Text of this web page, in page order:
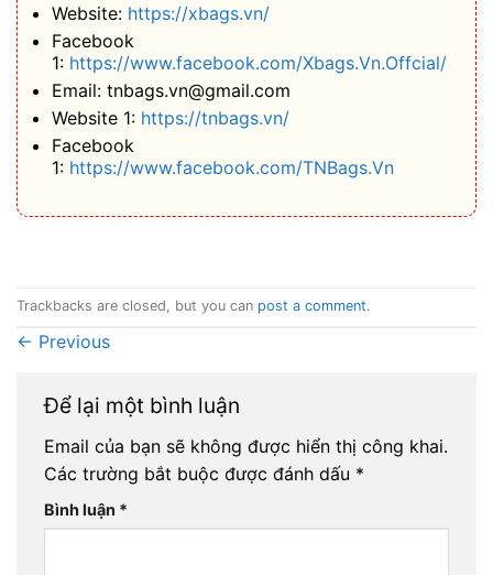
Website: https://xbags.vn/
Facebook
1: https://www.facebook.com/Xbags.Vn.Offcial/
Email: tnbags.vn@gmail.com
Website 1: https://tnbags.vn/
Facebook
1: https://www.facebook.com/TNBags.Vn
Trackbacks are closed, but you can post a comment.
← Previous
Để lại một bình luận
Email của bạn sẽ không được hiển thị công khai.
Các trường bắt buộc được đánh dấu *
Bình luận *